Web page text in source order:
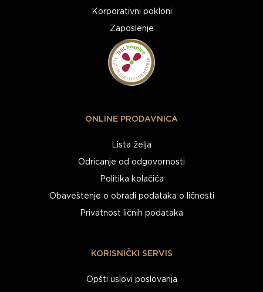
Korporativni pokloni
Zaposlenje
ONLINE PRODAVNICA
Lista želja
Odricanje od odgovornosti
Politika kolačića
Obaveštenje o obradi podataka o ličnosti
Privatnost ličnih podataka
KORISNIČKI SERVIS
Opšti uslovi poslovanja